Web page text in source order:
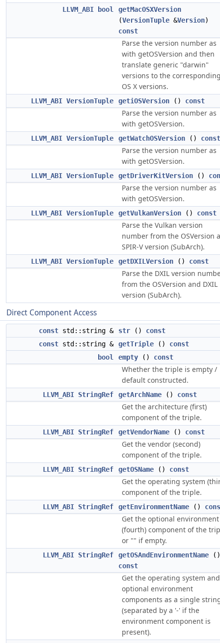
LLVM_ABI bool
getMacOSXVersion
(VersionTuple &Version)
const
Parse the version number as
with getOSVersion and then
translate generic "darwin"
versions to the
OS X versions.
LLVM_ABI VersionTuple getiOSVersion () const
Parse the version number as
with getOSVersion.
LLVM_ABI VersionTuple getWatchOSVersion () const
Parse the version number as
with getOSVersion.
LLVM_ABI VersionTuple getDriverKitVersion ()
Parse the version number as
with getOSVersion.
LLVM_ABI VersionTuple getVulkanVersion () const
Parse the Vulkan version
number from the OSVersion
SPIR-V version (SubArch).
LLVM_ABI VersionTuple getDXILVersion () const
Parse the DXIL version
from the OSVersion and DXIL
version (SubArch).
Direct Component Access
const std::string & str () const
const std::string & getTriple () const
bool
empty () const
Whether the triple is empty /
default constructed.
LLVM_ABI StringRef getArchName () const
Get the architecture (first)
component of the triple.
LLVM_ABI StringRef getVendorName () const
Get the vendor (second)
component of the triple.
LLVM_ABI StringRef getOSName () const
Get the operating system
component of the triple.
LLVM_ABI StringRef getEnvironmentName ()
Get the optional environment
(fourth) component of the
or "" if empty.
LLVM_ABI StringRef getOSAndEnvironmentName ()
const
Get the operating system and
optional environment
components as a single
(separated by a '-' if the
environment component is
present).